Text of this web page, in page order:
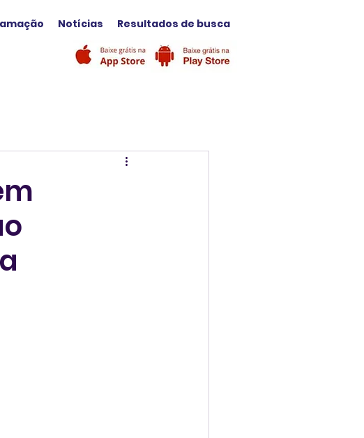
Notícias Resultados de busca